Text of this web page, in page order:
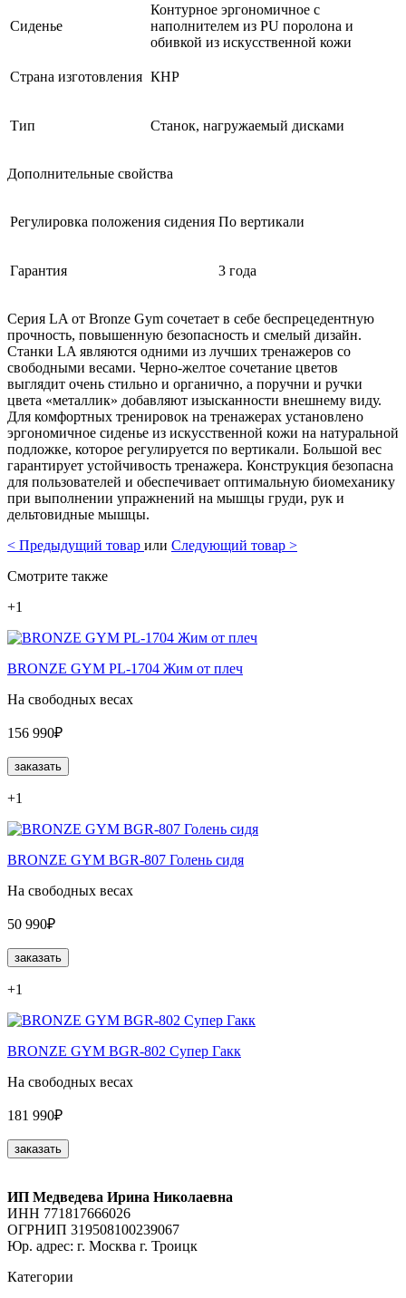
Сиденье
Контурное эргономичное с
наполнителем из PU поролона и
обивкой из искусственной кожи
Страна изготовления КНР
Тип Станок, нагружаемый дисками
Дополнительные свойства
Регулировка положения сидения По вертикали
Гарантия 3 года
Серия LA от Bronze Gym сочетает в себе беспрецедентную
прочность, повышенную безопасность и смелый дизайн.
Станки LA являются одними из лучших тренажеров со
свободными весами. Черно-желтое сочетание цветов
выглядит очень стильно и органично, а поручни и ручки
цвета «металлик» добавляют изысканности внешнему виду.
Для комфортных тренировок на тренажерах установлено
эргономичное сиденье из искусственной кожи на натуральной
подложке, которое регулируется по вертикали. Большой вес
гарантирует устойчивость тренажера. Конструкция безопасна
для пользователей и обеспечивает оптимальную биомеханику
при выполнении упражнений на мышцы груди, рук и
дельтовидные мышцы.
< Предыдущий товар или Следующий товар >
Смотрите также
+1
BRONZE GYM PL-1704 Жим от плеч
На свободных весах
156 990₽
заказать
+1
BRONZE GYM BGR-807 Голень сидя
На свободных весах
50 990₽
заказать
+1
BRONZE GYM BGR-802 Супер Гакк
На свободных весах
181 990₽
заказать
ИП Медведева Ирина Николаевна
ИНН 771817666026
ОГРНИП 319508100239067
Юр. адрес: г. Москва г. Троицк
Категории